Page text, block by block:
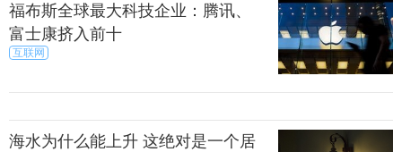
福布斯全球最大科技企业：腾讯、
富士康挤入前十
互联网
海水为什么能上升 这绝对是一个居